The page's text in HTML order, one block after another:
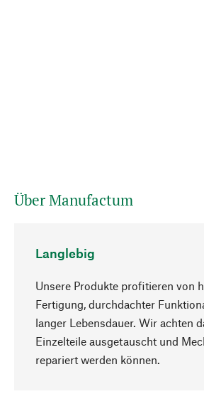
Über Manufactum
Langlebig
Unsere Produkte profitieren von
Fertigung, durchdachter
langer Lebensdauer. Wir achten
Einzelteile ausgetauscht und
repariert werden können.